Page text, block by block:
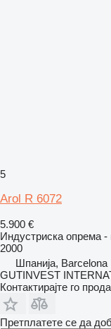
5
Arol R 6072
5.900 €
Индустриска опрема
2000
Шпанија, Barcelona
GUTINVEST
Контактирајте го
Претплатете се да